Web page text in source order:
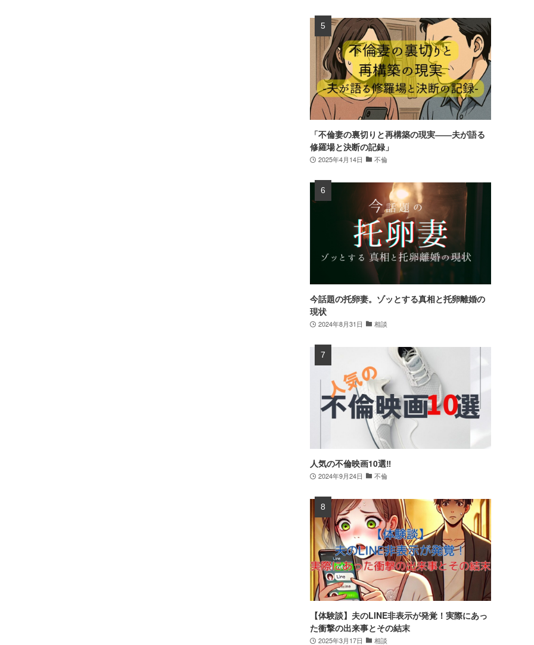
「不倫妻の裏切りと再構築の現実――夫が語る
修羅場と決断の記録」
2025年4月14日 不倫
今話題の托卵妻。ゾッとする真相と托卵離婚の
現状
2024年8月31日 相談
人気の不倫映画10選‼
2024年9月24日 不倫
【体験談】夫のLINE非表示が発覚！実際にあっ
た衝撃の出来事とその結末
2025年3月17日 相談